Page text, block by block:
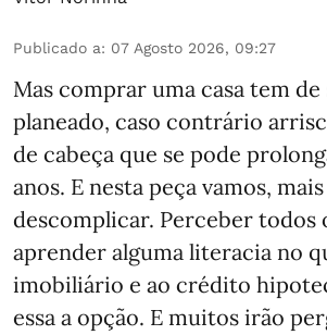
Publicado a: 07 Agosto 2026, 09:27
Mas comprar uma casa tem
planeado, caso contrário
de cabeça que se pode
anos. E nesta peça vamos,
descomplicar. Perceber todos
aprender alguma literacia no
imobiliário e ao crédito
essa a opção. E muitos irão